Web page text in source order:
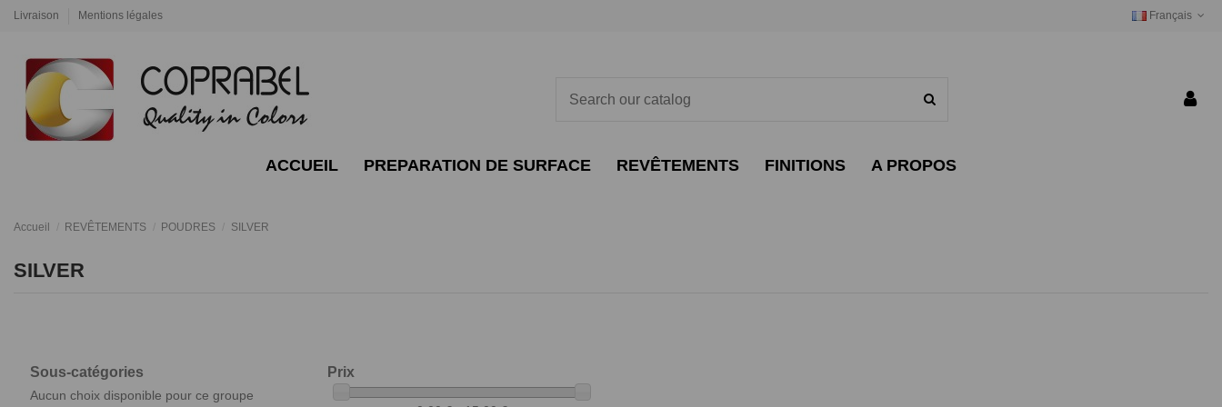
Livraison Mentions légales Français
ACCUEIL PREPARATION DE SURFACE REVÊTEMENTS FINITIONS A PROPOS
Accueil REVÊTEMENTS POUDRES SILVER
SILVER
Sous-catégories
Aucun choix disponible pour ce groupe
Prix